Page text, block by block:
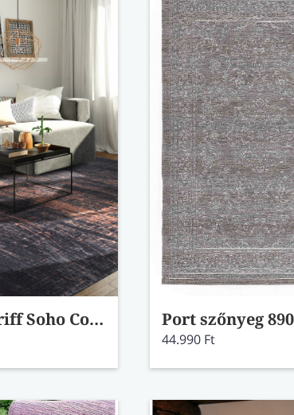
Mad Men Griff Soho Copper szőnyeg 8925 200x280
44.990 Ft